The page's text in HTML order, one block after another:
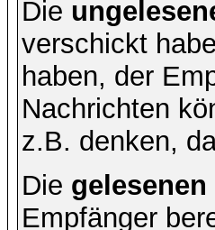
Die
verschickt
haben, der
Nachrichten
z.B. denken,
Die
Empfänger